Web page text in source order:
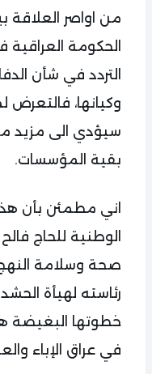
من اواصر العلاقة
الحكومة
التردد في شأن
وكيانها،
سيؤدي الى مزيد
بقية المؤسسات.
اني مطمئن بأن
الوطنية للحاج
صحة وسلامة النهج
رئاسته لهيأة
خطوتها البغيضة
في عراق الإباء